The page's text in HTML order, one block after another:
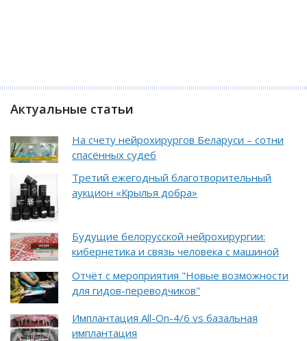
Актуальные статьи
На счету нейрохирургов Беларуси – сотни
спасённых судеб
Третий ежегодный благотворительный
аукцион «Крылья добра»
Будущие белорусской нейрохирургии:
кибернетика и связь человека с машиной
Отчёт с мероприятия "Новые возможности
для гидов-переводчиков"
Имплантация All-On-4/6 vs базальная
имплантация